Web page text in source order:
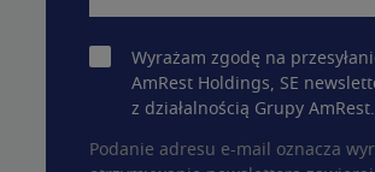
Wyrażam zgodę na
AmRest Holdings, SE
z działalnością Grupy AmRest.
Podanie adresu e-mail oznacza